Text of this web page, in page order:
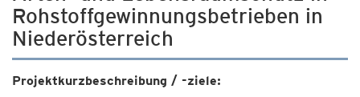
Rohstoffgewinnungsbetrieben in
Niederösterreich
Projektkurzbeschreibung / -ziele: